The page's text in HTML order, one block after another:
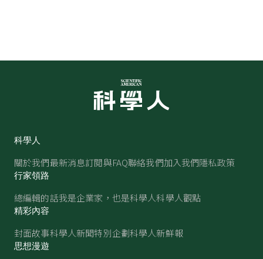
科學人
關於我們最新消息訂閱與FAQ聯絡我們加入我們隱私政策
行家領路
總編輯的話我是企業家，也是科學人科學人觀點
精彩內容
封面故事科學人新聞特別企劃科學人新鮮報
思想漫遊